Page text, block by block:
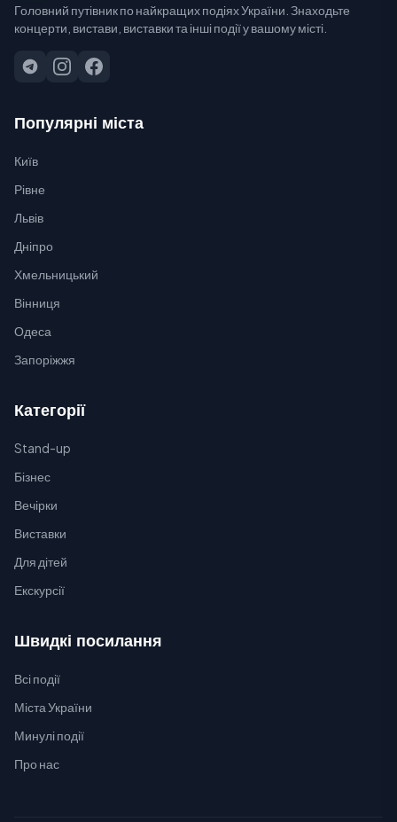
Головний путівник по найкращих подіях України. Знаходьте
концерти, вистави, виставки та інші події у вашому місті.
Популярні міста
Київ
Рівне
Львів
Дніпро
Хмельницький
Вінниця
Одеса
Запоріжжя
Категорії
Stand-up
Бізнес
Вечірки
Виставки
Для дітей
Екскурсії
Швидкі посилання
Всі події
Міста України
Минулі події
Про нас